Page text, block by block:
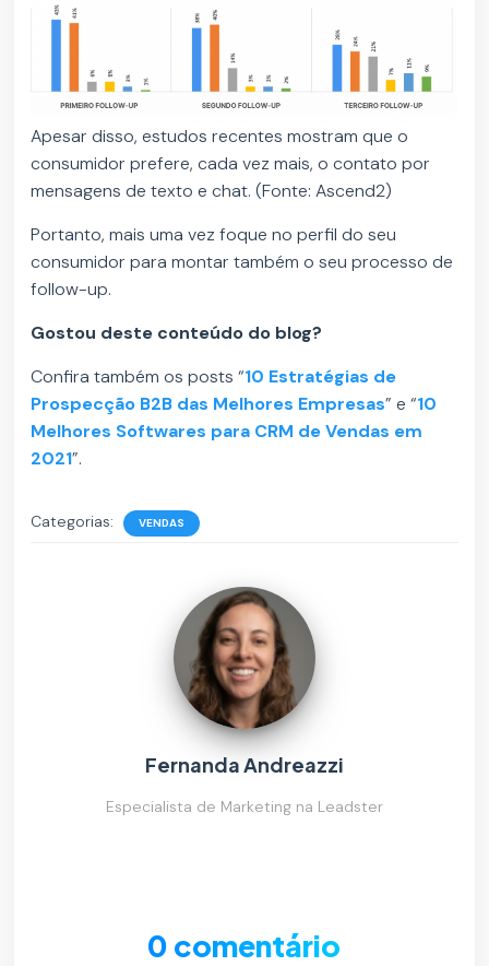
Apesar disso, estudos recentes mostram que o
consumidor prefere, cada vez mais, o contato por
mensagens de texto e chat. (Fonte: Ascend2)
Portanto, mais uma vez foque no perfil do seu
consumidor para montar também o seu processo de
follow-up.
Gostou deste conteúdo do blog?
Confira também os posts “10 Estratégias de
Prospecção B2B das Melhores Empresas” e “10
Melhores Softwares para CRM de Vendas em
2021”.
Categorias: VENDAS
Fernanda Andreazzi
Especialista de Marketing na Leadster
0 comentário